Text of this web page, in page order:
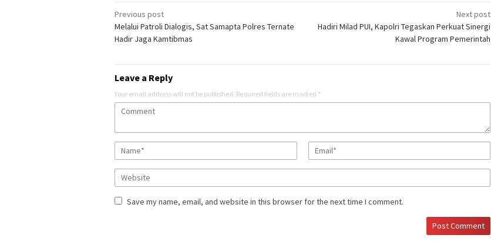
Post
navigation
Previous post
Melalui Patroli Dialogis, Sat Samapta Polres Ternate
Hadir Jaga Kamtibmas
Next post
Hadiri Milad PUI, Kapolri Tegaskan Perkuat Sinergi
Kawal Program Pemerintah
Leave a Reply
Your email address will not be published. Required fields are marked *
Save my name, email, and website in this browser for the next time I comment.